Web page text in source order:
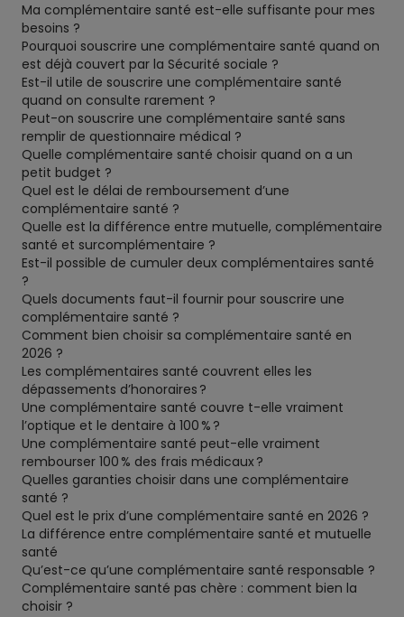
Ma complémentaire santé est-elle suffisante pour mes
besoins ?
Pourquoi souscrire une complémentaire santé quand on
est déjà couvert par la Sécurité sociale ?
Est-il utile de souscrire une complémentaire santé
quand on consulte rarement ?
Peut-on souscrire une complémentaire santé sans
remplir de questionnaire médical ?
Quelle complémentaire santé choisir quand on a un
petit budget ?
Quel est le délai de remboursement d’une
complémentaire santé ?
Quelle est la différence entre mutuelle, complémentaire
santé et surcomplémentaire ?
Est-il possible de cumuler deux complémentaires santé
?
Quels documents faut-il fournir pour souscrire une
complémentaire santé ?
Comment bien choisir sa complémentaire santé en
2026 ?
Les complémentaires santé couvrent elles les
dépassements d’honoraires ?
Une complémentaire santé couvre t-elle vraiment
l’optique et le dentaire à 100 % ?
Une complémentaire santé peut-elle vraiment
rembourser 100 % des frais médicaux ?
Quelles garanties choisir dans une complémentaire
santé ?
Quel est le prix d’une complémentaire santé en 2026 ?
La différence entre complémentaire santé et mutuelle
santé
Qu’est-ce qu’une complémentaire santé responsable ?
Complémentaire santé pas chère : comment bien la
choisir ?